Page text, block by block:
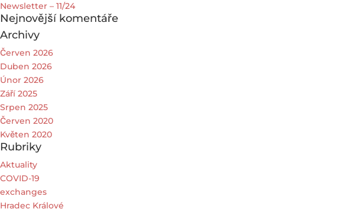
Newsletter – 11/24
Nejnovější komentáře
Archivy
Červen 2026
Duben 2026
Únor 2026
Září 2025
Srpen 2025
Červen 2020
Květen 2020
Rubriky
Aktuality
COVID-19
exchanges
Hradec Králové